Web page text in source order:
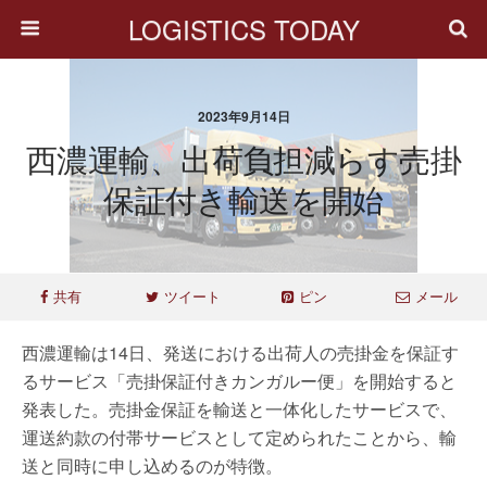
LOGISTICS TODAY
2023年9月14日
西濃運輸、出荷負担減らす売掛
保証付き輸送を開始
共有 ツイート ピン メール
西濃運輸は14日、発送における出荷人の売掛金を保証す
るサービス「売掛保証付きカンガルー便」を開始すると
発表した。売掛金保証を輸送と一体化したサービスで、
運送約款の付帯サービスとして定められたことから、輸
送と同時に申し込めるのが特徴。